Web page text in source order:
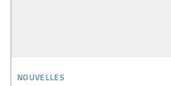
nouvelles